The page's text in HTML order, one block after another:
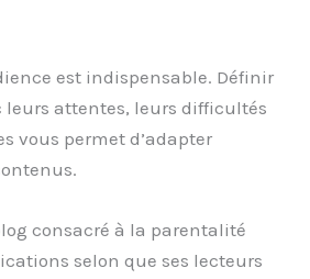
est indispensable. Définir
leurs attentes, leurs difficultés
vous permet d’adapter
consacré à la parentalité
selon que ses lecteurs